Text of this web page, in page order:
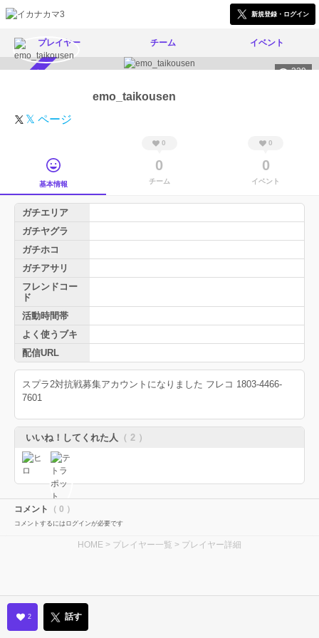
新規登録・ログイン
プレイヤー チーム イベント
229
emo_taikousen
𝕏 ページ
基本情報
0
0
チーム
0
0
イベント
ガチエリア
ガチヤグラ
ガチホコ
ガチアサリ
フレンドコー
ド
活動時間帯
よく使うブキ
配信URL
スプラ2対抗戦募集アカウントになりました フレコ 1803-4466-
7601
いいね！してくれた人 （ 2 ）
コメント （ 0 ）
コメントするにはログインが必要です
HOME > プレイヤー一覧 > プレイヤー詳細
2 話す